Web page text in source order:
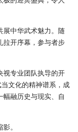
展中华武术魅力。随
拉开序幕，参与者步
视专业团队执导的开
文化的精神谱系，成
融历史与现实、自
。